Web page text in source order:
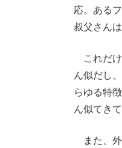
応。ある
叔父さん
これだけ
ん似だし
らゆる特
ん似てき
また、外